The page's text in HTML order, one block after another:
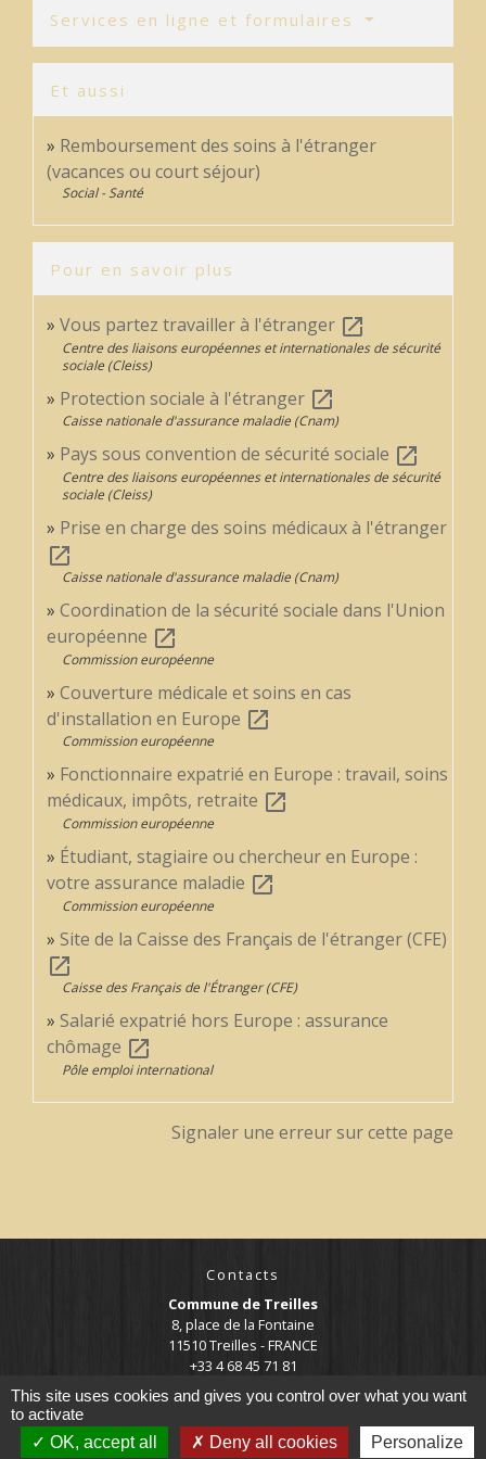
Services en ligne et formulaires
Et aussi
Remboursement des soins à l'étranger
(vacances ou court séjour)
Social - Santé
Pour en savoir plus
Vous partez travailler à l'étranger open_in_new
Centre des liaisons européennes et internationales de sécurité
sociale (Cleiss)
Protection sociale à l'étranger open_in_new
Caisse nationale d'assurance maladie (Cnam)
Pays sous convention de sécurité sociale open_in_new
Centre des liaisons européennes et internationales de sécurité
sociale (Cleiss)
Prise en charge des soins médicaux à l'étranger
open_in_new
Caisse nationale d'assurance maladie (Cnam)
Coordination de la sécurité sociale dans l'Union
européenne open_in_new
Commission européenne
Couverture médicale et soins en cas
d'installation en Europe open_in_new
Commission européenne
Fonctionnaire expatrié en Europe : travail, soins
médicaux, impôts, retraite open_in_new
Commission européenne
Étudiant, stagiaire ou chercheur en Europe :
votre assurance maladie open_in_new
Commission européenne
Site de la Caisse des Français de l'étranger (CFE)
open_in_new
Caisse des Français de l'Étranger (CFE)
Salarié expatrié hors Europe : assurance
chômage open_in_new
Pôle emploi international
Signaler une erreur sur cette page
Contacts
Commune de Treilles
8, place de la Fontaine
11510 Treilles - FRANCE
+33 4 68 45 71 81
Contact par formulaire
This site uses cookies and gives you control over what you want
to activate
OK, accept all
Deny all cookies Personalize